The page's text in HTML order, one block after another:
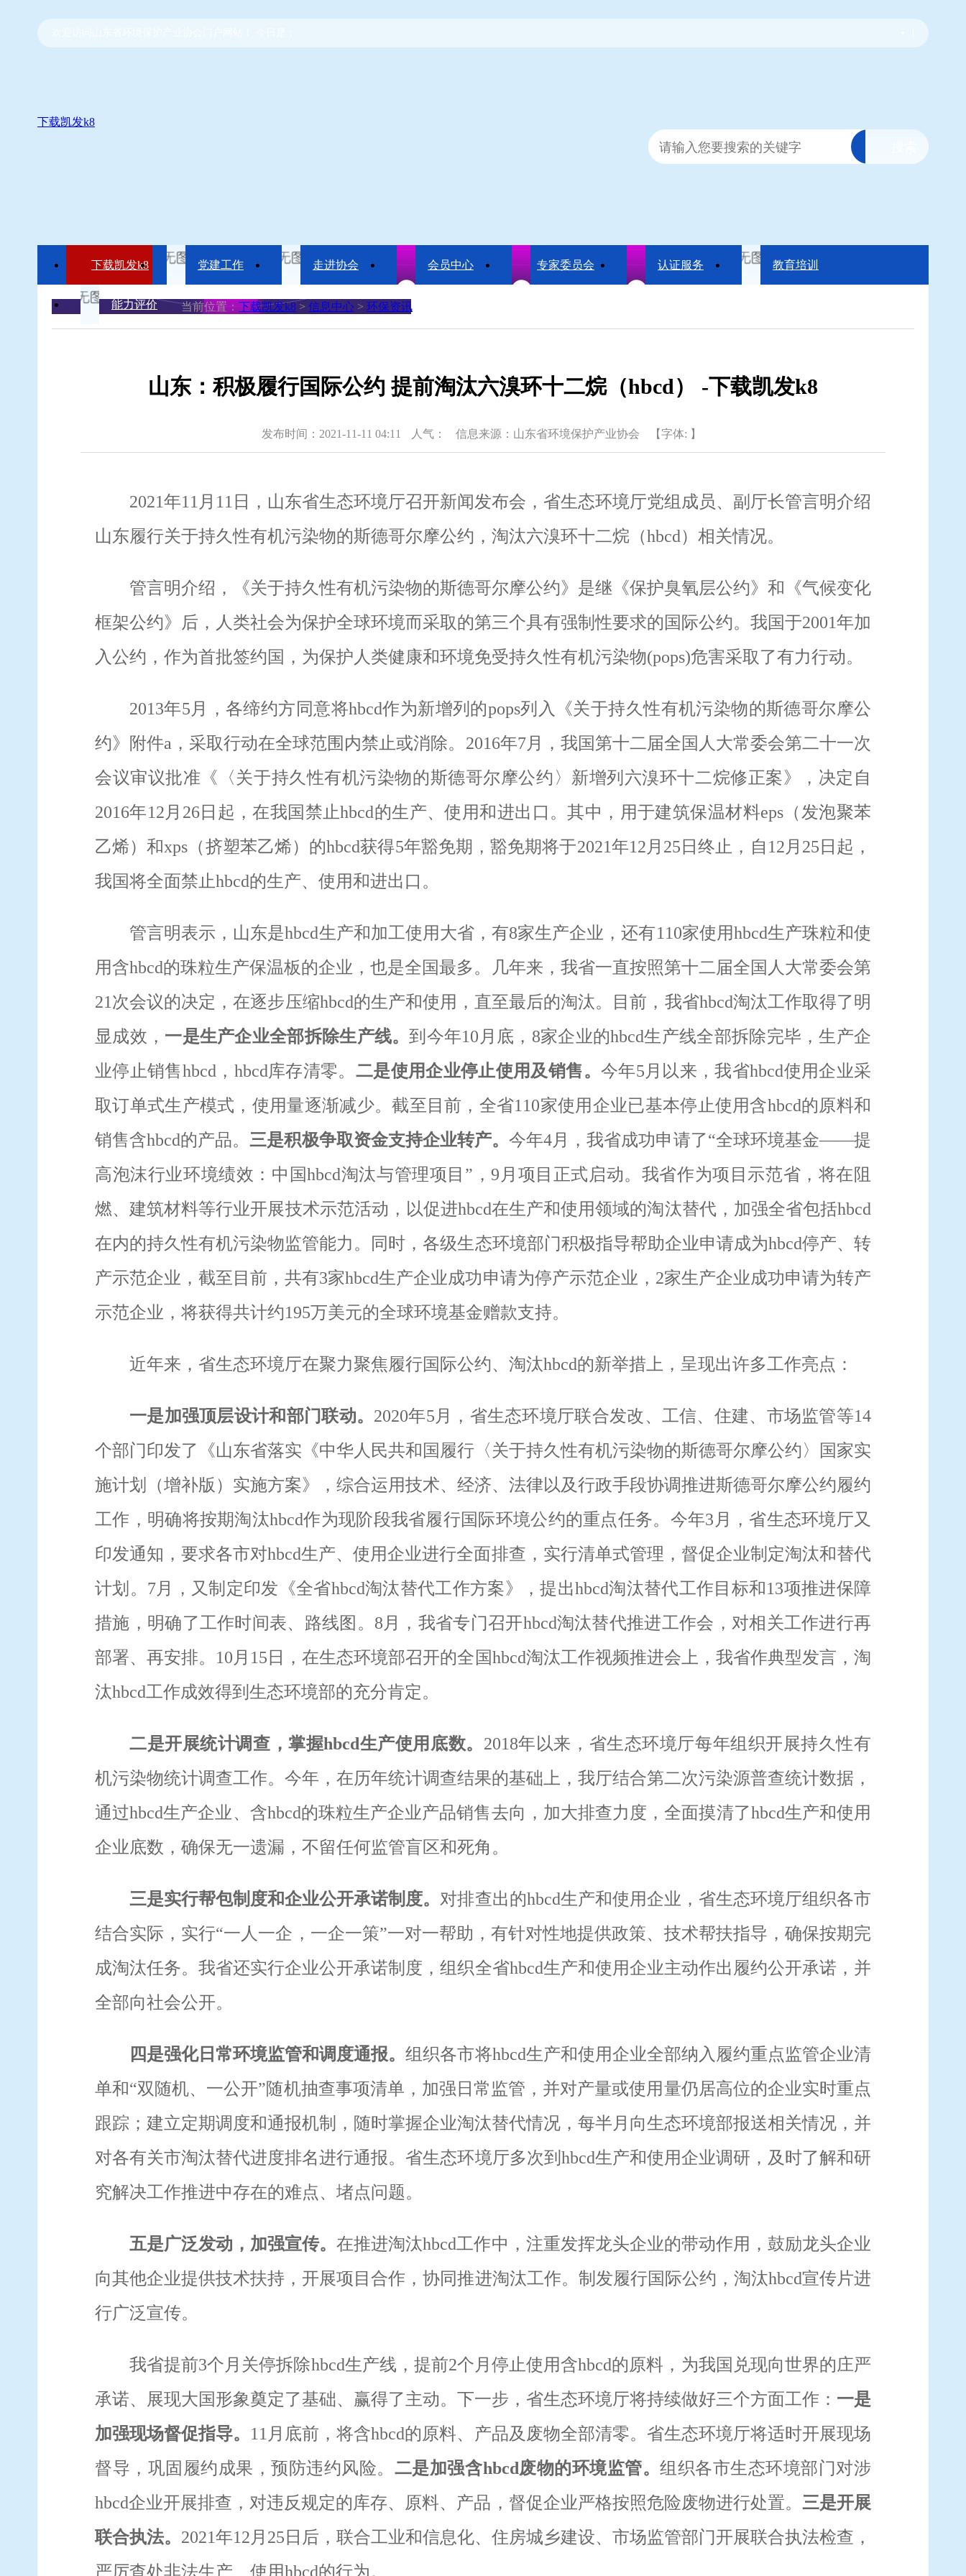
下载凯发k8
下载凯发k8 党建工作 走进协会 会员中心 专家委员会 认证服务 教育培训
能力评价 当前位置： 下载凯发k8 > 信息中心 > 环保资讯
山东：积极履行国际公约 提前淘汰六溴环十二烷（hbcd） -下载凯发k8
发布时间：2021-11-11 04:11 人气： 信息来源：山东省环境保护产业协会 【字体: 】
2021年11 月 11 日，山东省生态环境厅召开新闻发布会，省生态环境厅党组成员、副厅长管言明介绍
山东履行关于持久性有机污染物的斯德哥尔摩公约，淘汰六溴环十二烷（hbcd ）相关情况。
管言明介绍，
《关于持久性有机污染物的斯德哥尔摩公约》是继《保护臭氧层公约》和《气候变化
框架公约》后，人类社会为保护全球环境而采取的第三个具有强制性要求的国际公约。我国于2001年加
入公约，作为首批签约国，为保护人类健康和环境免受持久性有机污染物(pops)危害采取了有力行动。
2013年5 月，各缔约方同意将hbcd作为新增列的pops列入《关于持久性有机污染物的斯德哥尔摩公
约》附件a ，采取行动在全球范围内禁止或消除。 2016年7月，我国第十二届全国人大常委会第二十一次
会议审议批准《〈关于持久性有机污染物的斯德哥尔摩公约〉新增列六溴环十二烷修正案》，决定自
2016年12 月 26日起，在我国禁止hbcd的生产、使用和进出口。其中，用于建筑保温材料eps（发泡聚苯
乙烯）和xps （挤塑苯乙烯）的hbcd获得5年豁免期，豁免期将于2021年12 月 25 日终止， 自 12 月 25 日起，
我国将全面禁止hbcd的生产、使用和进出口。
管言明表示， 山东是hbcd生产和加工使用大省，有8家生产企业，还有110家使用hbcd生产珠粒和使
用含hbcd的珠粒生产保温板的企业，也是全国最多。几年来，我省一直按照第十二届全国人大常委会第
21次会议的决定，在逐步压缩hbcd的生产和使用，直至最后的淘汰。目前，我省hbcd淘汰工作取得了明
显成效， 一是生产企业全部拆除生产线。 到今年10 月底， 8家企业的hbcd生产线全部拆除完毕，生产企
业停止销售hbcd ， hbcd 库存清零。 二是使用企业停止使用及销售。 今年5 月以来，我省hbcd使用企业采
取订单式生产模式，使用量逐渐减少。截至目前，全省110家使用企业已基本停止使用含hbcd的原料和
销售含hbcd的产品。 三是积极争取资金支持企业转产。今年4月，我省成功申请了“全球环境基金——提
高泡沫行业环境绩效：中国hbcd淘汰与管理项目”，9 月项目正式启动。我省作为项目示范省，将在阻
燃、建筑材料等行业开展技术示范活动，以促进hbcd在生产和使用领域的淘汰替代，加强全省包括hbcd
在内的持久性有机污染物监管能力。同时，各级生态环境部门积极指导帮助企业申请成为hbcd停产、转
产示范企业，截至目前，共有3家hbcd生产企业成功申请为停产示范企业， 2家生产企业成功申请为转产
示范企业，将获得共计约195万美元的全球环境基金赠款支持。
近年来，省生态环境厅在聚力聚焦履行国际公约、 淘汰hbcd的新举措上，呈现出许多工作亮点：
一是加强顶层设计和部门联动。 2020年5 月，省生态环境厅联合发改、工信、住建、市场监管等14
个部门印发了《山东省落实《中华人民共和国履行〈关于持久性有机污染物的斯德哥尔摩公约〉国家实
施计划（增补版）实施方案》，综合运用技术、经济、法律以及行政手段协调推进斯德哥尔摩公约履约
工作，明确将按期淘汰hbcd作为现阶段我省履行国际环境公约的重点任务。今年3 月，省生态环境厅又
印发通知，要求各市对hbcd生产、使用企业进行全面排查，实行清单式管理，督促企业制定淘汰和替代
计划。 7月，又制定印发《全省hbcd淘汰替代工作方案》，提出hbcd淘汰替代工作目标和 13项推进保障
措施，明确了工作时间表、路线图。 8 月，我省专门召开hbcd淘汰替代推进工作会，对相关工作进行再
部署、再安排。 10 月 15 日，在生态环境部召开的全国hbcd淘汰工作视频推进会上，我省作典型发言，淘
汰hbcd工作成效得到生态环境部的充分肯定。
二是开展统计调查，掌握hbcd生产使用底数。 2018年以来，省生态环境厅每年组织开展持久性有
机污染物统计调查工作。今年，在历年统计调查结果的基础上，我厅结合第二次污染源普查统计数据，
通过hbcd生产企业、含hbcd的珠粒生产企业产品销售去向，加大排查力度，全面摸清了hbcd生产和使用
企业底数，确保无一遗漏，不留任何监管盲区和死角。
三是实行帮包制度和企业公开承诺制度。 对排查出的hbcd生产和使用企业，省生态环境厅组织各市
结合实际，实行“一人一企，一企一策”一对一帮助，有针对性地提供政策、技术帮扶指导，确保按期完
成淘汰任务。我省还实行企业公开承诺制度，组织全省hbcd生产和使用企业主动作出履约公开承诺，并
全部向社会公开。
四是强化日常环境监管和调度通报。组织各市将hbcd生产和使用企业全部纳入履约重点监管企业清
单和“双随机、一公开”随机抽查事项清单，加强日常监管，并对产量或使用量仍居高位的企业实时重点
跟踪 ； 建立定期调度和通报机制，随时掌握企业淘汰替代情况 ， 每半月向生态环境部报送相关情况，并
对各有关市淘汰替代进度排名进行通报。省生态环境厅多次到 hbcd生产和使用企业调研，及时了解和研
究解决工作推进中存在的难点、堵点问题。
五是广泛发动，加强宣传。在推进淘汰hbcd工作中，注重发挥龙头企业的带动作用，鼓励龙头企业
向其他企业提供技术扶持，开展项目合作，协同推进淘汰工作。制 发履行国际公约，淘汰hbcd宣传片进
行广泛宣传。
我省提前3个月关停拆除hbcd生产线，提前2个月停止使用含hbcd的原料，为我国兑现向世界的庄严
承诺、展现大国形象奠定了基础、赢得了主动。下一步，省生态环境厅将持续做好三个方面工作： 一是
加强现场督促指导。 11 月底前，将含hbcd的原料、产品及废物全部清零。省生态环境厅将适时开展现场
督导，巩固履约成果，预防违约风险。 二是加强含hbcd 废物的环境监管。组织各市生态环境部门对涉
hbcd企业开展排查，对违反规定的库存、原料、产品，督促企业严格按照危险废物进行处置。 三是开展
联合执法。 2021年12 月 25 日后，联合工业和信息化、住房城乡建设、市场监管部门开展联合执法检查，
严厉查处非法生产、使用hbcd的行为。